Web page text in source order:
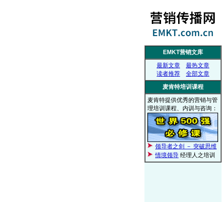
EMKT营销文库
最新文章
最热文章
读者推荐
全部文章
麦肯特培训课程
麦肯特提供优秀的营销与管
理培训课程、内训与咨询：
领导者之剑 － 突破思维
情境领导 经理人之培训